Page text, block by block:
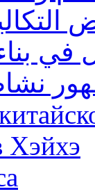
Хэйхэ